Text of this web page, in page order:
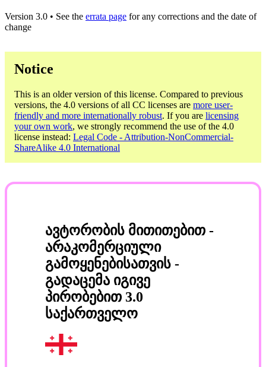
Version 3.0 • See the errata page for any corrections and the date of
change
Notice
This is an older version of this license. Compared to previous
versions, the 4.0 versions of all CC licenses are more user-
friendly and more internationally robust. If you are licensing
your own work, we strongly recommend the use of the 4.0
license instead: Legal Code - Attribution-NonCommercial-
ShareAlike 4.0 International
ავტორობის მითითებით -
არაკომერციული
გამოყენებისათვის -
გადაცემა იგივე
პირობებით 3.0
საქართველო